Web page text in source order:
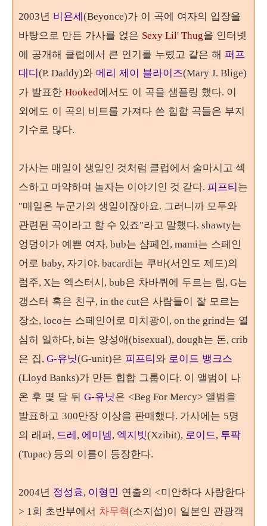
2003년 비욘세(Beyonce)가 이 곡에 여자의 입장을
바탕으로 만든 가사를 얹은 Sexy Lil' Thug을 인터넷
에 공개해 클럽에서 큰 인기를 누렸고 같은 해 퍼프
대디(P. Daddy)와 메리 제이 블라이즈(Mary J. Blige)
가 발표한 Hooked에서도 이 곡을 샘플링 했다. 이
외에도 이 곡의 비트를 가져다 쓴 힙합 곡들은 부지
기수로 많다.
가사는 매일이 생일인 것처럼 클럽에서 술마시고 섹
스하고 마약하며 놀자는 이야기인 것 같다. 피프티 는
"매일은 누군가의 생일이잖아요. 그러니까 모두와
관련된 곡이라고 할 수 있죠"라고 말했다. shawty는
엉덩이가 예쁜 여자, bub는 샴페인, mami는 스페인
어로 baby, 자기야. bacardi는 쿠바(서인도 제도)의
럼주, X는 엑스터시, bub은 차바퀴에 두르는 림, G는
갱스터 혹은 친구, in the cut은 사람들이 잘 모르는
장소, loco는 스페인어로 미치광이, on the grind는 열
심히 일하다, bi는 양성애(bisexual), dough는 돈, crib
은 집, G-유닛(G-unit)은 피프티와 로이드 뱅크스
(Lloyd Banks)가 만든 힙합 그룹이다. 이 앨범이 나
온 후 몇 달 뒤 G-유닛은 <Beg For Mercy> 앨범을
발표하고 300만장 이상을 판매했다. 가사에는 5명
의 래퍼, 드레, 에미넴, 엑지빗(Xzibit), 로이드, 투팍
(Tupac) 등의 이름이 등장한다.
2004년 정성효, 이형민 연출의 <미안하다 사랑한다
> 1회 초반부에서 차무혁(소지섭)이 일본인 관광객